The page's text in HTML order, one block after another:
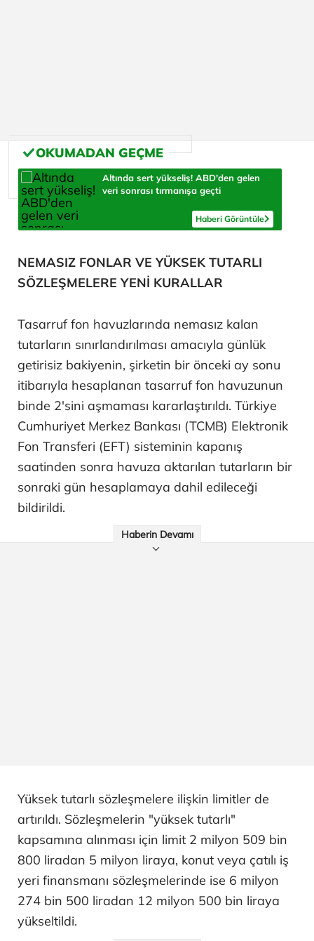
Altında sert yükseliş! ABD'den gelen
veri sonrası tırmanışa geçti
Haberi Görüntüle
NEMASIZ FONLAR VE YÜKSEK TUTARLI
SÖZLEŞMELERE YENİ KURALLAR
Tasarruf fon havuzlarında nemasız kalan
tutarların sınırlandırılması amacıyla günlük
getirisiz bakiyenin, şirketin bir önceki ay sonu
itibarıyla hesaplanan tasarruf fon havuzunun
binde 2'sini aşmaması kararlaştırıldı. Türkiye
Cumhuriyet Merkez Bankası (TCMB) Elektronik
Fon Transferi (EFT) sisteminin kapanış
saatinden sonra havuza aktarılan tutarların bir
sonraki gün hesaplamaya dahil edileceği
bildirildi.
Haberin Devamı
Yüksek tutarlı sözleşmelere ilişkin limitler de
artırıldı. Sözleşmelerin "yüksek tutarlı"
kapsamına alınması için limit 2 milyon 509 bin
800 liradan 5 milyon liraya, konut veya çatılı iş
yeri finansmanı sözleşmelerinde ise 6 milyon
274 bin 500 liradan 12 milyon 500 bin liraya
yükseltildi.